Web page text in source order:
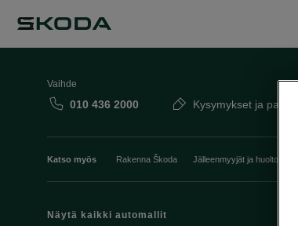
Vaihde
010 436 2000 Kysymykset ja palaute
Katso myös Rakenna Škoda Jälleenmyyjät ja huolto
Näytä kaikki automallit